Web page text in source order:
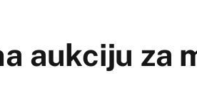
aukciju za